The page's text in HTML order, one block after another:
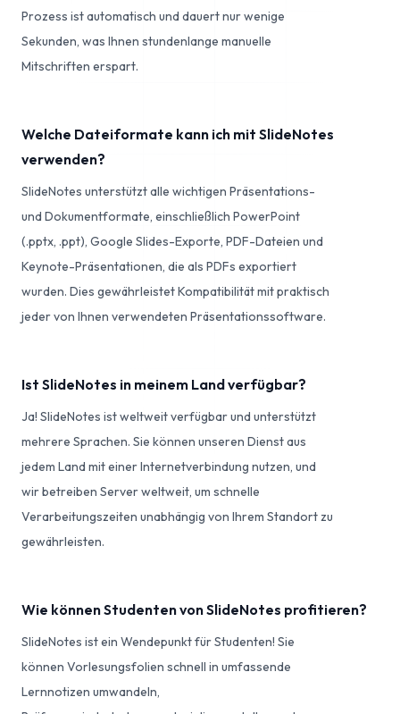
Prozess ist automatisch und dauert nur wenige
Sekunden, was Ihnen stundenlange manuelle
Mitschriften erspart.
Welche Dateiformate kann ich mit SlideNotes
verwenden?
SlideNotes unterstützt alle wichtigen Präsentations-
und Dokumentformate, einschließlich PowerPoint
(.pptx, .ppt), Google Slides-Exporte, PDF-Dateien und
Keynote-Präsentationen, die als PDFs exportiert
wurden. Dies gewährleistet Kompatibilität mit praktisch
jeder von Ihnen verwendeten Präsentationssoftware.
Ist SlideNotes in meinem Land verfügbar?
Ja! SlideNotes ist weltweit verfügbar und unterstützt
mehrere Sprachen. Sie können unseren Dienst aus
jedem Land mit einer Internetverbindung nutzen, und
wir betreiben Server weltweit, um schnelle
Verarbeitungszeiten unabhängig von Ihrem Standort zu
gewährleisten.
Wie können Studenten von SlideNotes profitieren?
SlideNotes ist ein Wendepunkt für Studenten! Sie
können Vorlesungsfolien schnell in umfassende
Lernnotizen umwandeln,